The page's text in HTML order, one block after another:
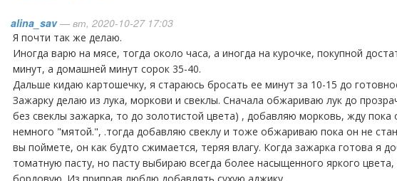
alina_sav— вт, 2020-10-27 17:03
Я почти так же делаю.
Иногда варю на мясе, тогда около часа, а иногда на курочке, покупной
минут, а домашней минут сорок 35-40.
Дальше кидаю картошечку, я стараюсь бросать ее минут за 10-15 до
Зажарку делаю из лука, моркови и свеклы. Сначала обжариваю лук до
без свеклы зажарка, то до золотистой цвета) , добавляю морковь, жду пока
немного "мятой.", .тогда добавляю свеклу и тоже обжариваю пока он не
вы поймете, он как будто сжимается, теряя влагу. Когда зажарка готова я
томатную пасту, но пасту выбираю всегда более насыщенного яркого цвета,